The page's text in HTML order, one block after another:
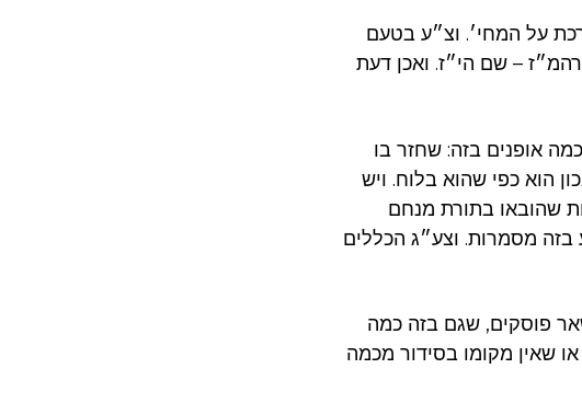
על המחי׳. וצ״ע בטעם
– שם הי״ז. ואכן דעת
אופנים בזה: שחזר בו
הוא כפי שהוא בלוח. ויש
שהובאו בתורת מנחם
מסמרות. וצע״ג הכללים
פוסקים, שגם בזה כמה
שאין מקומו בסידור מכמה